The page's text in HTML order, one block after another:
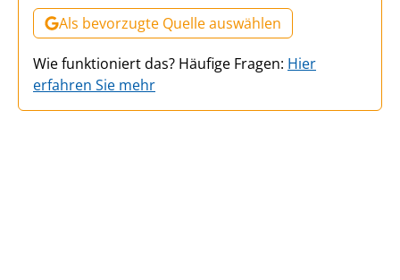
Als bevorzugte Quelle auswählen
Wie funktioniert das? Häufige Fragen: Hier
erfahren Sie mehr